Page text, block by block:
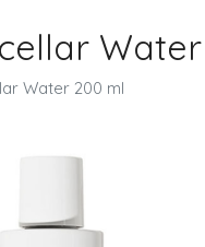
Water 200 ml